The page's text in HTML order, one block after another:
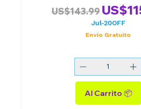
Precio
US$143.99
Jul-20OFF
Envío Gratuito
Al Carrito 📦